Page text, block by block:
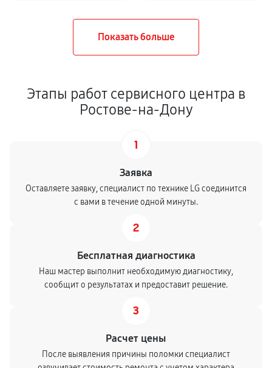
Этапы работ сервисного центра в
Ростове-на-Дону
1
Заявка
Оставляете заявку, специалист по технике LG соединится
с вами в течение одной минуты.
2
Бесплатная диагностика
Наш мастер выполнит необходимую диагностику,
сообщит о результатах и предоставит решение.
3
Расчет цены
После выявления причины поломки специалист